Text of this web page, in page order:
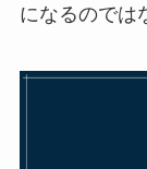
になるのでは